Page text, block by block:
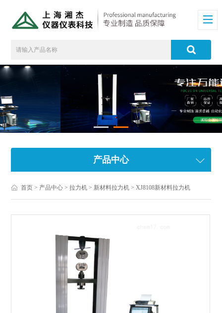
产品中心
首页 > 产品中心 >拉力机 > 新材料拉力机 > XJ8108新材料拉力机